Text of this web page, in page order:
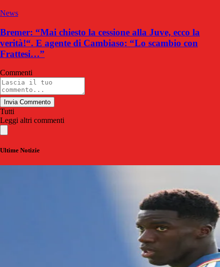
News
Bremer: “Mai chiesto la cessione alla Juve, ecco la
verità!“. E agente di Cambiaso: “Lo scambio con
Frattesi…”
Commenti
Invia Commento
Tutti
Leggi altri commenti
Ultime Notizie